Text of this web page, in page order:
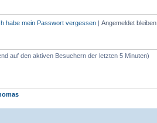
habe mein Passwort vergessen | Angemeldet bleiben
auf den aktiven Besuchern der letzten 5 Minuten)